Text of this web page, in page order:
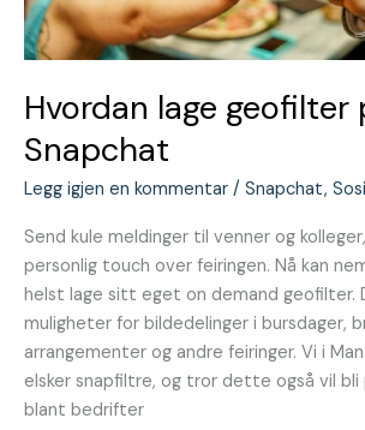
Hvordan lage geofilter
Snapchat
Legg igjen en kommentar / Snapchat,
Send kule meldinger til venner og
personlig touch over feiringen. Nå kan
helst lage sitt eget on demand geofilter.
muligheter for bildedelinger i bursdager,
arrangementer og andre feiringer. Vi i
elsker snapfiltre, og tror dette også vil
blant bedrifter